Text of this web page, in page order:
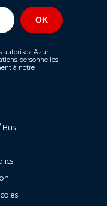
autorisez Azur
personnelles
à notre
Bus